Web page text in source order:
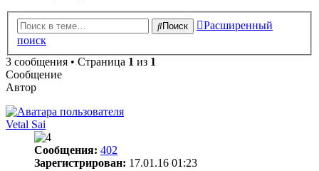
Поиск
Расширенный
поиск
3 сообщения • Страница 1 из 1
Сообщение
Автор
Vetal Sai
Сообщения: 402
Зарегистрирован: 17.01.16 01:23